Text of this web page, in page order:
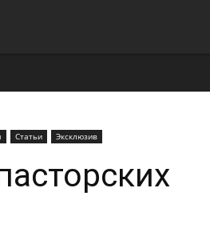
Статьи Эксклюзив